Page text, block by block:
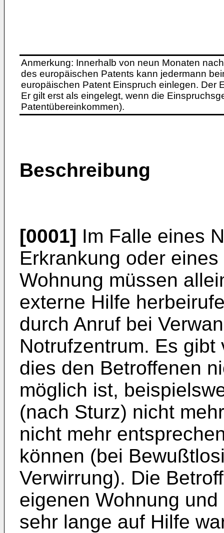
Anmerkung: Innerhalb von neun Monaten
des europäischen Patents kann jedermann
europäischen Patent Einspruch einlegen. Der
Er gilt erst als eingelegt, wenn die
Patentübereinkommen).
Beschreibung
[0001] Im Falle eines
Erkrankung oder
Wohnung müssen
externe Hilfe
durch Anruf bei
Notrufzentrum. Es
dies den Betroffenen
möglich ist,
(nach Sturz) nicht
nicht mehr
können (bei
Verwirrung). Die
eigenen Wohnung
sehr lange auf Hilfe